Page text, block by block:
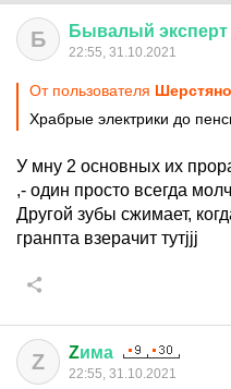
Б Бывалый эксперт
22:55, 31.10.2021
От пользователя
Храбрые электрики до
У мну 2 основных их
,- один просто всегда
Другой зубы сжимает,
гранпта взерачит тутjjj
Z Zима
22:55, 31.10.2021